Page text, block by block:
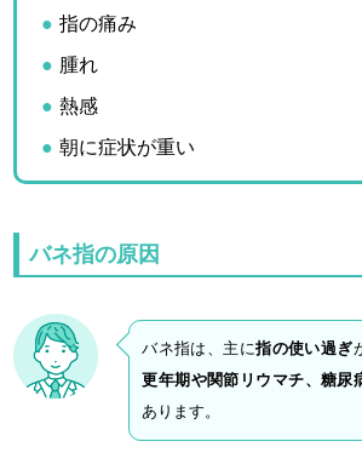
指の痛み
腫れ
熱感
朝に症状が重い
バネ指の原因
バネ指は、主に指の使い過ぎ
更年期や関節リウマチ、糖尿
あります。